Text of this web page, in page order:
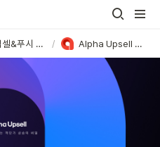
알파 업셀&푸시 가이드 / Alpha Upsell 사용방법